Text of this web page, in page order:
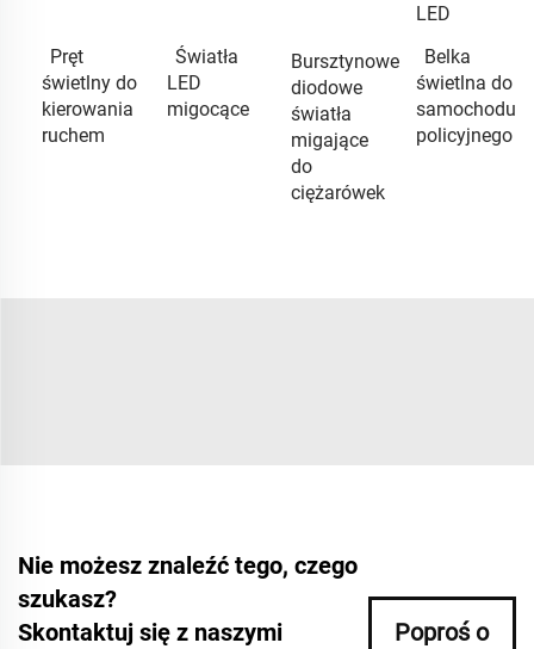
LED
Pręt
świetlny do
kierowania
ruchem
Światła
LED
migocące
Bursztynowe
diodowe
światła
migające
do
ciężarówek
Belka
świetlna do
samochodu
policyjnego
Nie możesz znaleźć tego, czego
szukasz?
Skontaktuj się z naszymi
Poproś o